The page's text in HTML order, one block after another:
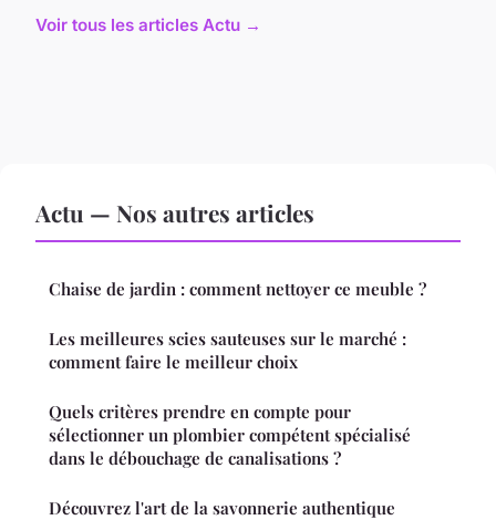
Voir tous les articles Actu →
Actu — Nos autres articles
Chaise de jardin : comment nettoyer ce meuble ?
Les meilleures scies sauteuses sur le marché :
comment faire le meilleur choix
Quels critères prendre en compte pour
sélectionner un plombier compétent spécialisé
dans le débouchage de canalisations ?
Découvrez l'art de la savonnerie authentique